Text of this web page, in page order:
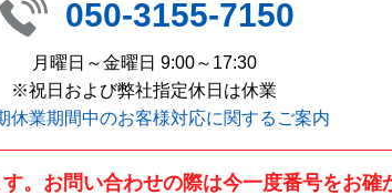
050-3155-7150
月曜日～金曜日 9:00～17:30
※祝日および弊社指定休日は休業
休業期間中のお客様対応に関するご案内
。お問い合わせの際は今一度番号をお確